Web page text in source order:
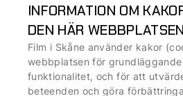
INFORMATION OM
DEN HÄR WEBBPLATSEN
Film i Skåne använder kakor
webbplatsen för grundläggande
funktionalitet, och för att
beteenden och göra
Allaadress och
Ansvarig utgivare: Ralf